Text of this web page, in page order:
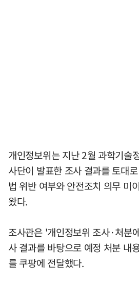
개인정보위는 지난 2월 과학기술
사단이 발표한 조사 결과를 토대
법 위반 여부와 안전조치 의무 미
왔다.
조사관은 '개인정보위 조사·처분
사 결과를 바탕으로 예정 처분 내
를 쿠팡에 전달했다.